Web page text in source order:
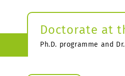
Doctorate at
Ph.D. programme and